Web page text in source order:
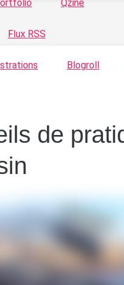
Qzine
Flux RSS
Blogroll
de